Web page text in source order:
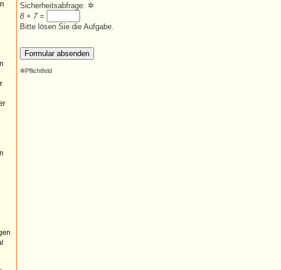
Sicherheitsabfrage: ✲
8 + 7=
Bitte lösen Sie die Aufgabe.
✲Pflichtfeld